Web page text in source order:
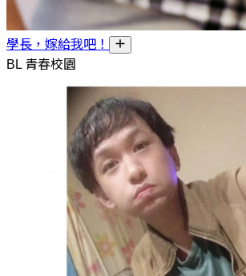
學長，嫁給我吧！
BL 青春校園